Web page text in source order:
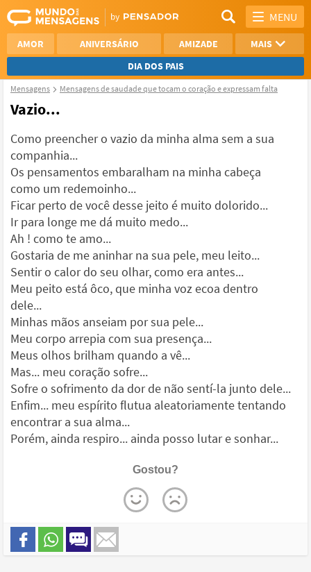
MENU
AMOR ANIVERSÁRIO AMIZADE
MAIS
DIA DOS PAIS
NAMORO
Mensagens Mensagens de saudade que tocam o coração e expressam falta
Vazio...
Como preencher o vazio da minha alma sem a sua
companhia...
Os pensamentos embaralham na minha cabeça
como um redemoinho...
Ficar perto de você desse jeito é muito dolorido...
Ir para longe me dá muito medo...
Ah ! como te amo...
Gostaria de me aninhar na sua pele, meu leito...
Sentir o calor do seu olhar, como era antes...
Meu peito está ôco, que minha voz ecoa dentro
dele...
Minhas mãos anseiam por sua pele...
Meu corpo arrepia com sua presença...
Meus olhos brilham quando a vê...
Mas... meu coração sofre...
Sofre o sofrimento da dor de não sentí-la junto dele...
Enfim... meu espírito flutua aleatoriamente tentando
encontrar a sua alma...
Porém, ainda respiro... ainda posso lutar e sonhar...
Gostou?